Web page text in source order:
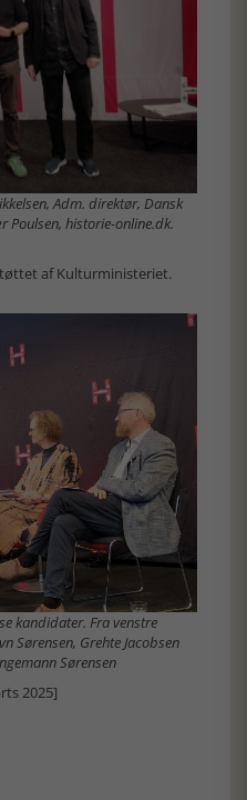
Adm. direktør, Dansk
Poulsen, historie-online.dk.
af Kulturministeriet.
kandidater. Fra venstre
Sørensen, Grehte Jacobsen
Sørensen
2025]